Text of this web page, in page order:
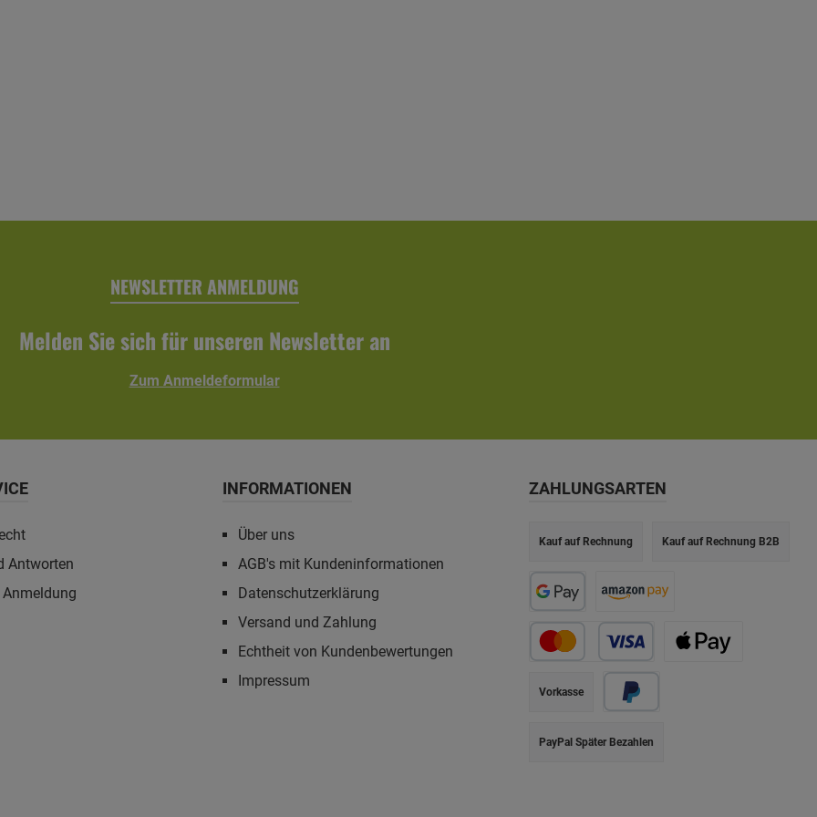
NEWSLETTER ANMELDUNG
Melden Sie sich für unseren Newsletter an
Zum Anmeldeformular
Antworten
INFORMATIONEN
Über uns
AGB's mit Kundeninformationen
Datenschutzerklärung
Versand und Zahlung
Echtheit von Kundenbewertungen
Impressum
ZAHLUNGSARTEN
Vorkasse
PayPal Später Bezahlen
Kauf auf Rechnung Kauf auf Rechnung B2B